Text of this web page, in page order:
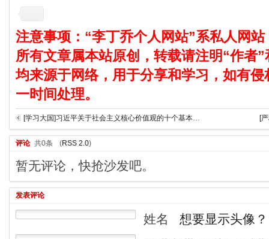
注意事项：“李丁乔个人网站”系私人网
所有文章属本站原创，转载请注明“作者
均来源于网络，用于分享和学习，如有
一时间处理。
[学习大国]习近平关于社会主义核心价值观的十个基本思路 [
评论 共0条 (RSS 2.0)
暂无评论，快抢沙发吧。
发表评论
姓名
想要显示头像？